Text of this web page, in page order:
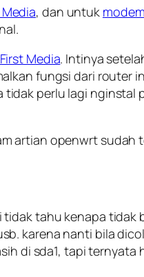
, dan untuk
Media. Intinya
fungsi dari router
tidak perlu lagi nginstal
artian openwrt sudah
tahu kenapa tidak
karena nanti bila
di sda1, tapi ternyata